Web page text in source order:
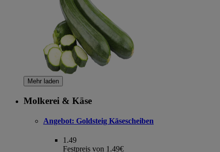
Mehr laden
Molkerei & Käse
Angebot: Goldsteig Käsescheiben
1.49
Festpreis von 1.49€